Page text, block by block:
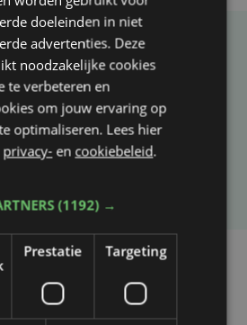
opgemerkt?
schrijffout opgemerkt in dit
artikel?
ons weten
doeleinden in niet
advertenties. Deze
noodzakelijke cookies
te verbeteren en
om jouw ervaring op
optimaliseren. Lees hier
privacy- en cookiebeleid.
(1192) →
Prestatie Targeting